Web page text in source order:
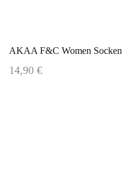
AKAA F&C Women Socken
14,90 €